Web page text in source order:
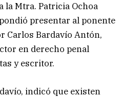
la Mtra. Patricia Ochoa
presentar al ponente
Carlos Bardavío Antón,
en derecho penal
y escritor.
indicó que existen